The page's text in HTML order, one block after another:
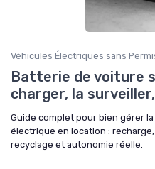
Véhicules Électriques sans
Batterie de voiture
charger, la
Guide complet pour bien gérer
électrique en location :
recyclage et autonomie réelle.